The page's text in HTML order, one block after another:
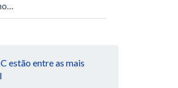
estão entre as mais